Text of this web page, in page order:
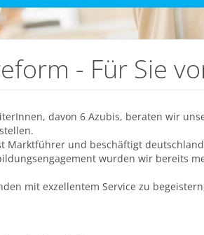
- Für Sie
davon 6 Azubis, beraten wir
Marktführer und beschäftigt
wurden wir bereits
mit exzellentem Service zu